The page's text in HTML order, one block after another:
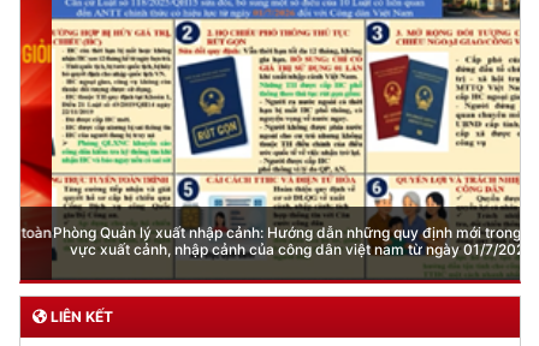
Phòng Quản lý xuất nhập cảnh: Hướng dẫn những quy định mới trong lĩnh
vực xuất cảnh, nhập cảnh của công dân việt nam từ ngày 01/7/2026
LIÊN KẾT